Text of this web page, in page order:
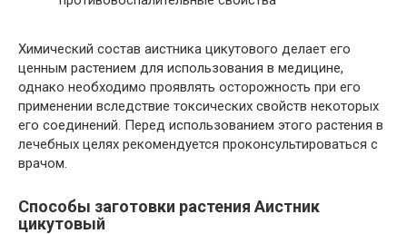
Химический состав аистника цикутового делает его
ценным растением для использования в медицине,
однако необходимо проявлять осторожность при его
применении вследствие токсических свойств некоторых
его соединений. Перед использованием этого растения в
лечебных целях рекомендуется проконсультироваться с
врачом.
Способы заготовки растения Аистник
цикутовый